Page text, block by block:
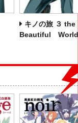
キノの旅 ３
Beautiful World